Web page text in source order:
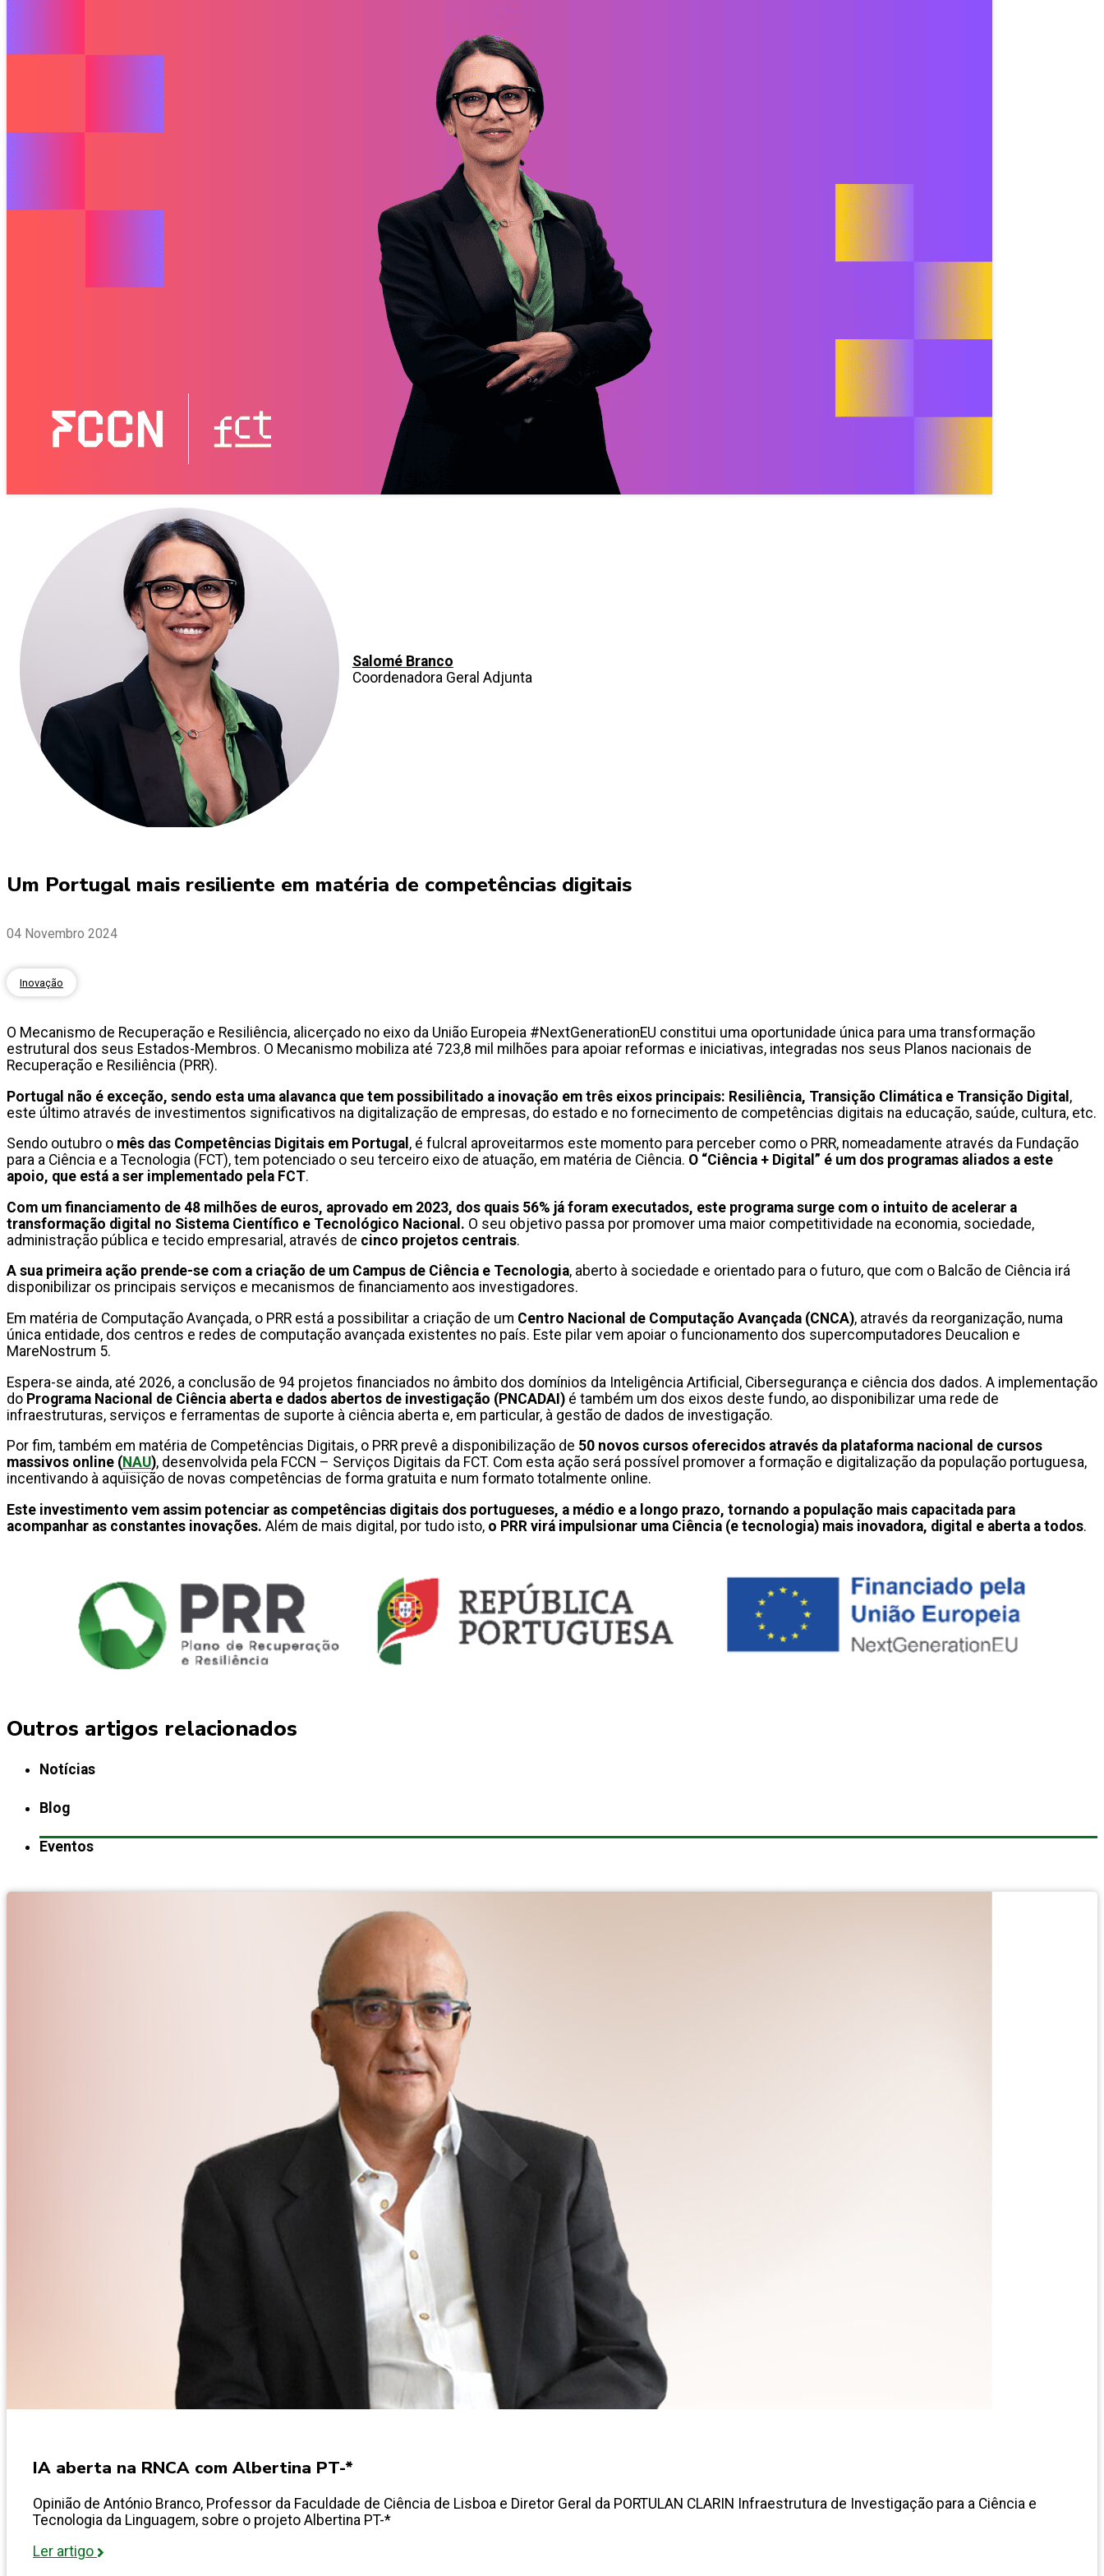
Salomé Branco
Coordenadora Geral Adjunta
Um Portugal mais resiliente em matéria de competências digitais
04 Novembro 2024
Inovação
O Mecanismo de Recuperação e Resiliência, alicerçado no eixo da União Europeia #NextGenerationEU constitui uma oportunidade única para uma transformação
estrutural dos seus Estados-Membros. O Mecanismo mobiliza até 723,8 mil milhões para apoiar reformas e iniciativas, integradas nos seus Planos nacionais de
Recuperação e Resiliência (PRR).
Portugal não é exceção, sendo esta uma alavanca que tem possibilitado a inovação em três eixos principais: Resiliência, Transição Climática e Transição Digital ,
este último através de investimentos significativos na digitalização de empresas, do estado e no fornecimento de competências digitais na educação, saúde, cultura, etc.
Sendo outubro o mês das Competências Digitais em Portugal , é fulcral aproveitarmos este momento para perceber como o PRR, nomeadamente através da Fundação
para a Ciência e a Tecnologia (FCT), tem potenciado o seu terceiro eixo de atuação, em matéria de Ciência. O “Ciência + Digital” é um dos programas aliados a este
apoio, que está a ser implementado pela FCT.
Com um financiamento de 48 milhões de euros, aprovado em 2023, dos quais 56% já foram executados, este programa surge com o intuito de acelerar a
transformação digital no Sistema Científico e Tecnológico Nacional. O seu objetivo passa por promover uma maior competitividade na economia, sociedade,
administração pública e tecido empresarial, através de cinco projetos centrais.
A sua primeira ação prende-se com a criação de um Campus de Ciência e Tecnologia, aberto à sociedade e orientado para o futuro, que com o Balcão de Ciência irá
disponibilizar os principais serviços e mecanismos de financiamento aos investigadores.
Em matéria de Computação Avançada, o PRR está a possibilitar a criação de um Centro Nacional de Computação Avançada (CNCA), através da reorganização, numa
única entidade, dos centros e redes de computação avançada existentes no país. Este pilar vem apoiar o funcionamento dos supercomputadores Deucalion e
MareNostrum 5.
Espera-se ainda, até 2026, a conclusão de 94 projetos financiados no âmbito dos domínios da Inteligência Artificial, Cibersegurança e ciência dos dados. A implementação
do Programa Nacional de Ciência aberta e dados abertos de investigação (PNCADAI) é também um dos eixos deste fundo, ao disponibilizar uma rede de
infraestruturas, serviços e ferramentas de suporte à ciência aberta e, em particular, à gestão de dados de investigação.
Por fim, também em matéria de Competências Digitais, o PRR prevê a disponibilização de 50 novos cursos oferecidos através da plataforma nacional de cursos
massivos online (NAU), desenvolvida pela FCCN – Serviços Digitais da FCT. Com esta ação será possível promover a formação e digitalização da população portuguesa,
incentivando à aquisição de novas competências de forma gratuita e num formato totalmente online.
Este investimento vem assim potenciar as competências digitais dos portugueses, a médio e a longo prazo, tornando a população mais capacitada para
acompanhar as constantes inovações. Além de mais digital, por tudo isto, o PRR virá impulsionar uma Ciência (e tecnologia) mais inovadora, digital e aberta a todos.
Outros artigos relacionados
Notícias
Blog
Eventos
IA aberta na RNCA com Albertina PT-*
Opinião de António Branco, Professor da Faculdade de Ciência de Lisboa e Diretor Geral da PORTULAN CLARIN Infraestrutura de Investigação para a Ciência e
Tecnologia da Linguagem, sobre o projeto Albertina PT-*
Ler artigo